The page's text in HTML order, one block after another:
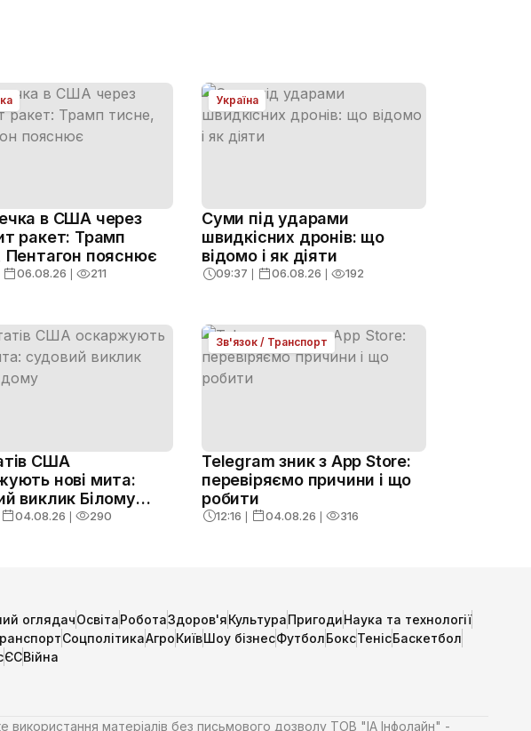
в США через
ракет: Трамп
Пентагон пояснює
06.08.26 ❘ 211
Україна
Суми під ударами
швидкісних дронів: що
відомо і як діяти
09:37 ❘ 06.08.26 ❘ 192
США
нові мита:
виклик Білому
04.08.26 ❘ 290
Зв'язок / Транспорт
Telegram зник з App Store:
перевіряємо причини і що
робити
12:16 ❘ 04.08.26 ❘ 316
оглядачОсвітаРоботаЗдоров'яКультураПригодиНаука та технології
СоцполітикаАгроКиївШоу бізнесФутболБоксТенісБаскетбол
ЄСВійна
використання матеріалів без письмового дозволу ТОВ "ІА Інфолайн" -